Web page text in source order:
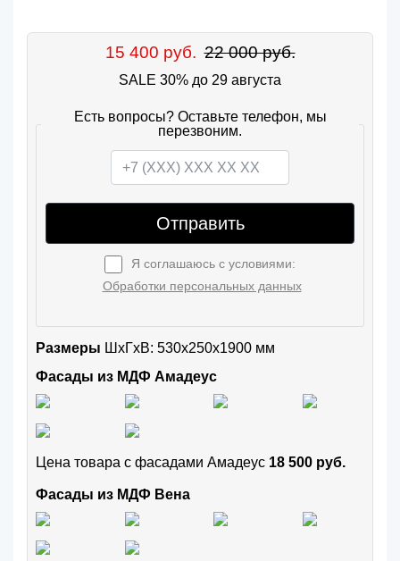
15 400 руб. 22 000 руб.
SALE 30% до 29 августа
Есть вопросы? Оставьте телефон, мы
перезвоним.
Отправить
Я соглашаюсь с условиями:
Обработки персональных данных
Размеры ШxГхВ: 530x250x1900 мм
Фасады из МДФ Амадеус
Цена товара с фасадами Амадеус 18 500 руб.
Фасады из МДФ Вена